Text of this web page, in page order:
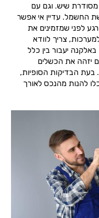
שיש. וגם עם
החשמל. עדיין אי אפשר
לפני שמזמינים את
צריך לוודא
יעבור בין כלל
יזהה את הכשלים
בעת הבדיקות הסופיות,
להנות מהנכס לאורך